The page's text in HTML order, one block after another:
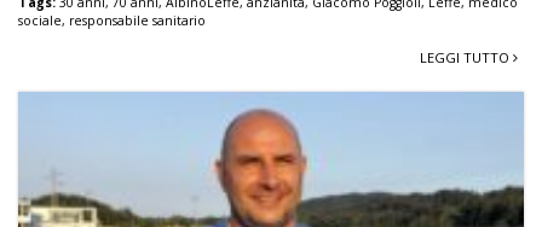
sociale, responsabile sanitario
LEGGI TUTTO